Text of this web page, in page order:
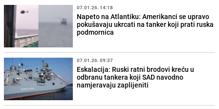
07.01.26. 14:18
Napeto na Atlantiku: Amerikanci se upravo
pokušavaju ukrcati na tanker koji prati ruska
podmornica
07.01.26. 09:37
Eskalacija: Ruski ratni brodovi kreću u
odbranu tankera koji SAD navodno
namjeravaju zaplijeniti